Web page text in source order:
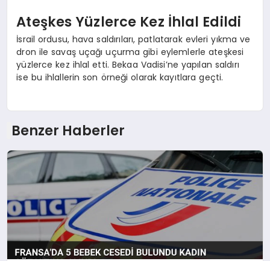
Ateşkes Yüzlerce Kez İhlal Edildi
İsrail ordusu, hava saldırıları, patlatarak evleri yıkma ve
dron ile savaş uçağı uçurma gibi eylemlerle ateşkesi
yüzlerce kez ihlal etti. Bekaa Vadisi’ne yapılan saldırı
ise bu ihlallerin son örneği olarak kayıtlara geçti.
Benzer Haberler